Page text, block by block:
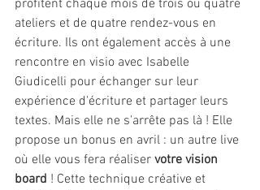
profitent chaque mois de trois ou quatre
ateliers et de quatre rendez-vous en
écriture. Ils ont également accès à une
rencontre en visio avec Isabelle
Giudicelli pour échanger sur leur
expérience d'écriture et partager leurs
textes. Mais elle ne s'arrête pas là ! Elle
propose un bonus en avril : un autre live
où elle vous fera réaliser votre vision
board ! Cette technique créative et